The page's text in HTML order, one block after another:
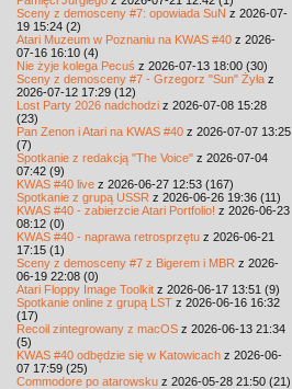
Sceny z demosceny #7: opowiada SuN z 2026-07-
19 15:24 (2)
Atari Muzeum w Poznaniu na KWAS #40 z 2026-
07-16 16:10 (4)
Nie żyje kolega Pecuś z 2026-07-13 18:00 (30)
Sceny z demosceny #7 - Grzegorz "Sun" Żyła z
2026-07-12 17:29 (12)
Lost Party 2026 nadchodzi z 2026-07-08 15:28
(23)
Pan Zenon i Atari na KWAS #40 z 2026-07-07 13:25
(7)
Spotkanie z redakcją "The Voice" z 2026-07-04
07:42 (9)
KWAS #40 live z 2026-06-27 12:53 (167)
Spotkanie z grupą USSR z 2026-06-26 19:36 (11)
KWAS #40 - zabierzcie Atari Portfolio! z 2026-06-23
08:12 (0)
KWAS #40 - naprawa retrosprzętu z 2026-06-21
17:15 (1)
Sceny z demosceny #7 z Bigerem i MBR z 2026-
06-19 22:08 (0)
Atari Floppy Image Toolkit z 2026-06-17 13:51 (9)
Spotkanie online z grupą LST z 2026-06-16 16:32
(17)
Recoil zintegrowany z macOS z 2026-06-13 21:34
(5)
KWAS #40 odbędzie się w Katowicach z 2026-06-
07 17:59 (25)
Commodore po atarowsku z 2026-05-28 21:50 (21)